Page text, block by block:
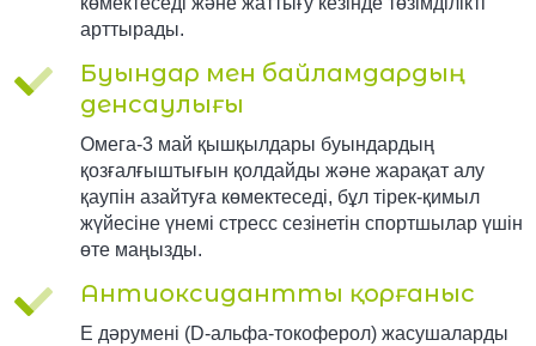
арттырады.
Буындар мен байламдардың
денсаулығы
Омега-3 май қышқылдары буындардың
қозғалғыштығын қолдайды және жарақат алу
қаупін азайтуға көмектеседі, бұл тірек-қимыл
жүйесіне үнемі стресс сезінетін спортшылар үшін
өте маңызды.
Антиоксидантты қорғаныс
Е дәрумені (D-альфа-токоферол) жасушаларды